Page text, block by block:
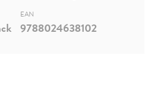
EAN
9788024638102